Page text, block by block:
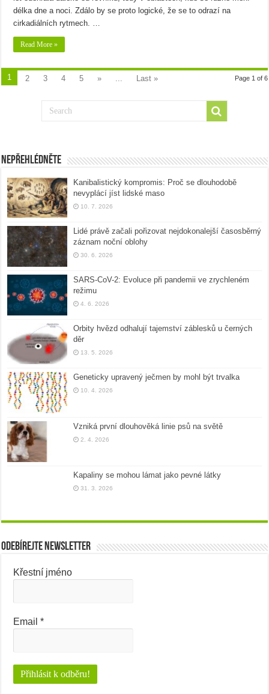
délka dne a noci. Zdálo by se proto logické, že se to odrazí na
cirkadiálních rytmech. …
Read More »
Page 1 of 6
1 2 3 4 5 » Last »
Nepřehlédněte
Kanibalistický kompromis: Proč se dlouhodobě
nevyplácí jíst lidské maso
10. 7. 2026
Lidé právě začali pořizovat nejdokonalejší časosběrný
záznam noční oblohy
30. 6. 2026
SARS-CoV-2: Evoluce při pandemii ve zrychleném
režimu
4. 6. 2026
Orbity hvězd odhalují tajemství záblesků u černých
děr
13. 5. 2026
Geneticky upravený ječmen by mohl být trvalka
10. 4. 2026
Vzniká první dlouhověká linie psů na světě
2. 4. 2026
Kapaliny se mohou lámat jako pevné látky
31. 3. 2026
Odebírejte newsletter
Křestní jméno
Email*